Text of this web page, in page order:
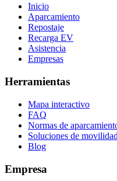
Inicio
Aparcamiento
Repostaje
Recarga EV
Asistencia
Empresas
Herramientas
Mapa interactivo
FAQ
Normas de
Soluciones de movilidad
Blog
Empresa